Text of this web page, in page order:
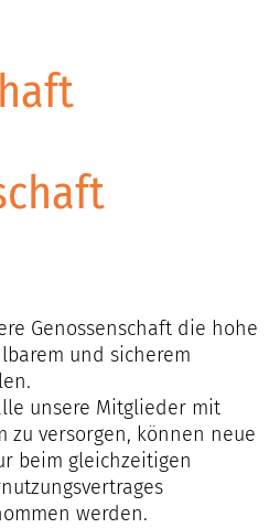
Genossenschaft die hohe
und sicherem
unsere Mitglieder mit
zu versorgen, können neue
beim gleichzeitigen
werden.